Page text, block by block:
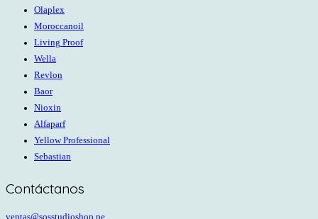
Olaplex
Moroccanoil
Living Proof
Wella
Revlon
Baor
Nioxin
Alfaparf
Yellow Professional
Sebastian
Contáctanos
ventas@sosstudioshop.pe